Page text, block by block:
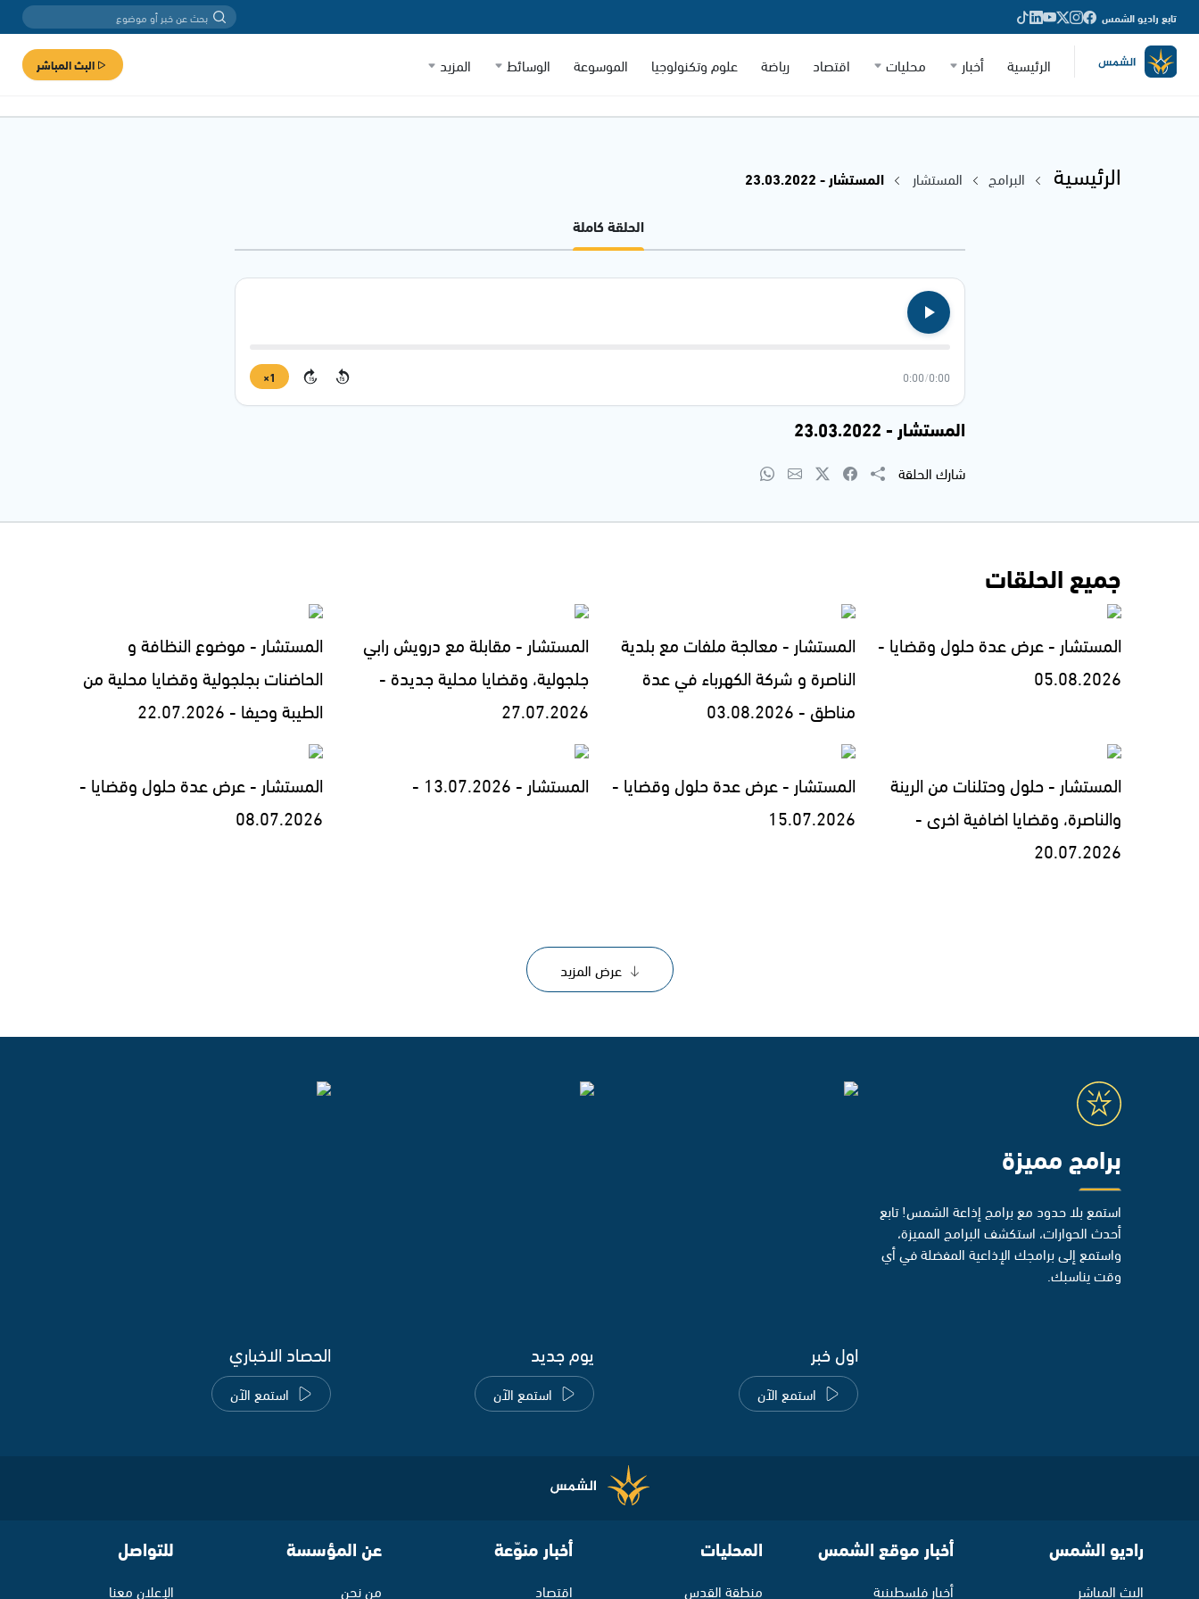
تابع راديو الشمس
الرئيسية أخبار محليات اقتصاد رياضة علوم وتكنولوجيا الموسوعة الوسائط المزيد البث المباشر
الرئيسية البرامج المستشار
المستشار - 23.03.2022
الحلقة كاملة
0:00
/
0:00
15
15
1×
المستشار - 23.03.2022
شارك الحلقة
جميع الحلقات
المستشار - عرض عدة حلول وقضايا -
05.08.2026
المستشار - معالجة ملفات مع بلدية
الناصرة و شركة الكهرباء في عدة
مناطق - 03.08.2026
المستشار - مقابلة مع درويش رابي
جلجولية، وقضايا محلية جديدة -
27.07.2026
المستشار - موضوع النظافة و
الحاضنات بجلجولية وقضايا محلية من
الطيبة وحيفا - 22.07.2026
المستشار - حلول وحتلنات من الرينة
والناصرة، وقضايا اضافية اخرى -
20.07.2026
المستشار - عرض عدة حلول وقضايا -
15.07.2026
المستشار - 13.07.2026 -
المستشار - عرض عدة حلول وقضايا -
08.07.2026
عرض المزيد
برامج مميزة
استمع بلا حدود مع برامج إذاعة الشمس! تابع
أحدث الحوارات، استكشف البرامج المميزة،
واستمع إلى برامجك الإذاعية المفضلة في أي
وقت يناسبك.
اول خبر
استمع الآن
يوم جديد
استمع الآن
الحصاد الاخباري
استمع الآن
راديو الشمس
البث المباشر
أخبار موقع الشمس
أخبار فلسطينية
المحليات
منطقة القدس
أخبار منوّعة
اقتصاد
عن المؤسسة
من نحن
للتواصل
الإعلان معنا